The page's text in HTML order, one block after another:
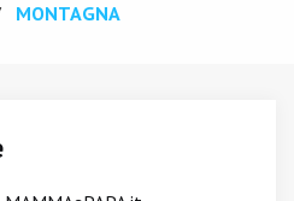
MONTAGNA